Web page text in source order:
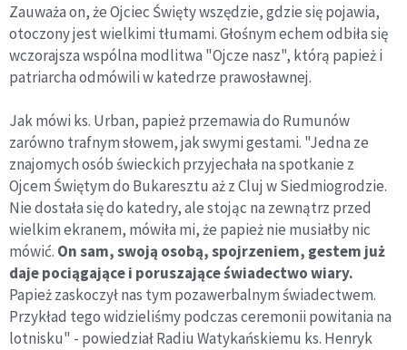
Zauważa on, że Ojciec Święty wszędzie, gdzie się pojawia,
otoczony jest wielkimi tłumami. Głośnym echem odbiła się
wczorajsza wspólna modlitwa "Ojcze nasz", którą papież i
patriarcha odmówili w katedrze prawosławnej.
Jak mówi ks. Urban, papież przemawia do Rumunów
zarówno trafnym słowem, jak swymi gestami. "Jedna ze
znajomych osób świeckich przyjechała na spotkanie z
Ojcem Świętym do Bukaresztu aż z Cluj w Siedmiogrodzie.
Nie dostała się do katedry, ale stojąc na zewnątrz przed
wielkim ekranem, mówiła mi, że papież nie musiałby nic
mówić. On sam, swoją osobą, spojrzeniem, gestem już
daje pociągające i poruszające świadectwo wiary.
Papież zaskoczył nas tym pozawerbalnym świadectwem.
Przykład tego widzieliśmy podczas ceremonii powitania na
lotnisku" - powiedział Radiu Watykańskiemu ks. Henryk